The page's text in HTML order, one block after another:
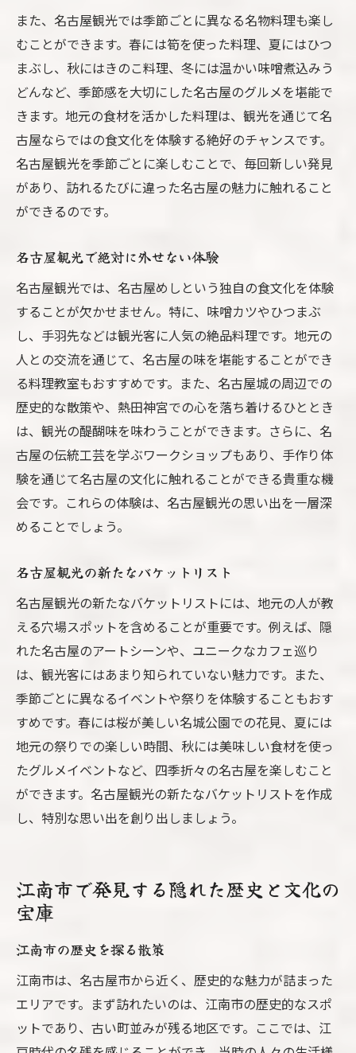
カフェ巡りで発見する名古屋の新トレンド
隠れ家的カフェでのリラックスタイム
名古屋めしを堪能する究極のグルメツアー
名古屋で絶対に食べるべき名物料理
地元の味を楽しむ名古屋めしツアー
名古屋の食文化を探るグルメ旅
名古屋めしの名店を訪れる
旅行者に人気の名古屋の食スポット
名古屋観光の新定番スポットを完全攻略
新たな観光スポットを巡る冒険
名古屋観光で押さえておきたい場所
旅行者必見の新しい名古屋の風景
名古屋の新しい観光地を発見
名古屋で話題のスポットを訪れる
観光初心者でも楽しめる名古屋の魅力
また、名古屋観光では季節ごとに異なる名物料理も楽し
むことができます。春には筍を使った料理、夏にはひつ
まぶし、秋にはきのこ料理、冬には温かい味噌煮込みう
どんなど、季節感を大切にした名古屋のグルメを堪能で
きます。地元の食材を活かした料理は、観光を通じて名
古屋ならではの食文化を体験する絶好のチャンスです。
名古屋観光を季節ごとに楽しむことで、毎回新しい発見
があり、訪れるたびに違った名古屋の魅力に触れること
ができるのです。
名古屋観光で絶対に外せない体験
名古屋観光では、名古屋めしという独自の食文化を体験
することが欠かせません。特に、味噌カツやひつまぶ
し、手羽先などは観光客に人気の絶品料理です。地元の
人との交流を通じて、名古屋の味を堪能することができ
る料理教室もおすすめです。また、名古屋城の周辺での
歴史的な散策や、熱田神宮での心を落ち着けるひととき
は、観光の醍醐味を味わうことができます。さらに、名
古屋の伝統工芸を学ぶワークショップもあり、手作り体
験を通じて名古屋の文化に触れることができる貴重な機
会です。これらの体験は、名古屋観光の思い出を一層深
めることでしょう。
名古屋観光の新たなバケットリスト
名古屋観光の新たなバケットリストには、地元の人が教
える穴場スポットを含めることが重要です。例えば、隠
れた名古屋のアートシーンや、ユニークなカフェ巡り
は、観光客にはあまり知られていない魅力です。また、
季節ごとに異なるイベントや祭りを体験することもおす
すめです。春には桜が美しい名城公園での花見、夏には
地元の祭りでの楽しい時間、秋には美味しい食材を使っ
たグルメイベントなど、四季折々の名古屋を楽しむこと
ができます。名古屋観光の新たなバケットリストを作成
し、特別な思い出を創り出しましょう。
江南市で発見する隠れた歴史と文化の
宝庫
江南市の歴史を探る散策
江南市は、名古屋市から近く、歴史的な魅力が詰まった
エリアです。まず訪れたいのは、江南市の歴史的なスポ
ットであり、古い町並みが残る地区です。ここでは、江